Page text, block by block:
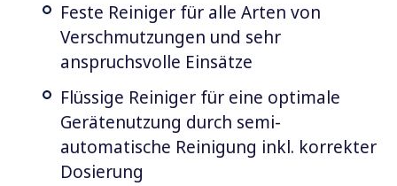
Feste Reiniger für alle Arten von
Verschmutzungen und sehr
anspruchsvolle Einsätze
Flüssige Reiniger für eine optimale
Gerätenutzung durch semi-
automatische Reinigung inkl. korrekter
Dosierung